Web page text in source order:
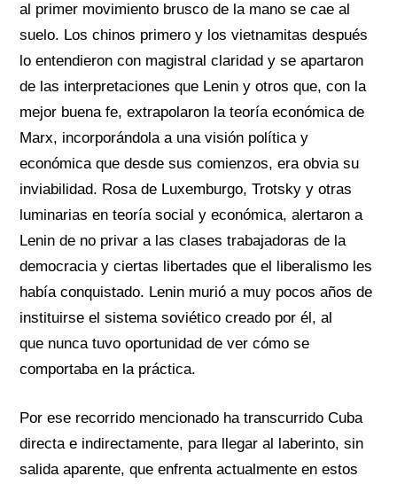
al primer movimiento brusco de la mano se cae al
suelo. Los chinos primero y los vietnamitas después
lo entendieron con magistral claridad y se apartaron
de las interpretaciones que Lenin y otros que, con la
mejor buena fe, extrapolaron lateoría económica de
Marx, incorporándola a una visión política y
económicaque desde sus comienzos, era obvia su
inviabilidad. Rosa de Luxemburgo, Trotsky y otras
luminarias en teoría social y económica, alertaron a
Lenin de no privar a las clases trabajadoras de la
democracia y ciertas libertades que el liberalismo les
había conquistado. Lenin murió a muy pocos años de
instituirse el sistema soviético creado por él, al
que nunca tuvo oportunidad de ver cómo se
comportabaen la práctica.
Por ese recorrido mencionado ha transcurrido Cuba
directa e indirectamente, para llegar al laberinto, sin
salida aparente, que enfrenta actualmente en estos